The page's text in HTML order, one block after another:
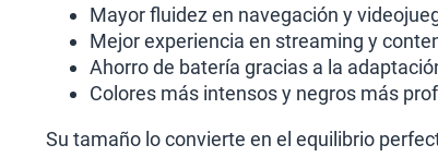
Mayor fluidez en navegación y
Mejor experiencia en streaming y
Ahorro de batería gracias a la
Colores más intensos y negros más
Su tamaño lo convierte en el equilibrio